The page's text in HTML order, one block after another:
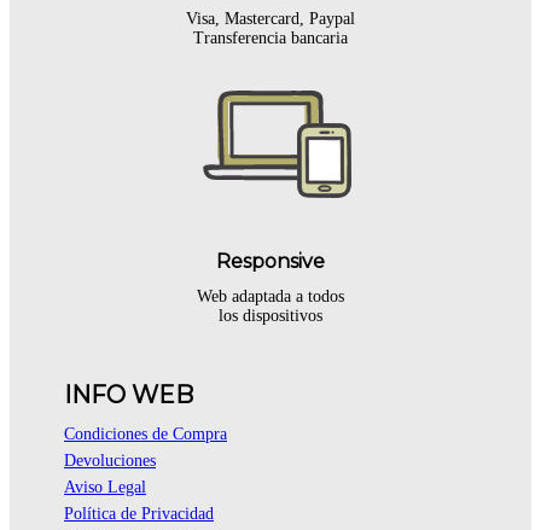
Visa, Mastercard, Paypal
Transferencia bancaria
Responsive
Web adaptada a todos
los dispositivos
INFO WEB
Condiciones de Compra
Devoluciones
Aviso Legal
Política de Privacidad